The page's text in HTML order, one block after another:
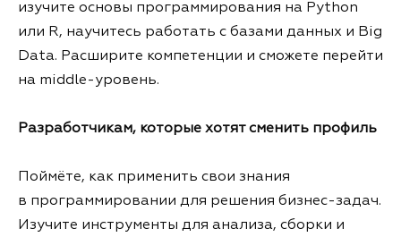
изучите основы программирования на Python
или R, научитесь работать с базами данных и Big
Data. Расширите компетенции и сможете перейти
на middle-уровень.
Разработчикам, которые хотят сменить профиль
Поймёте, как применить свои знания
в программировании для решения бизнес-задач.
Изучите инструменты для анализа, сборки и